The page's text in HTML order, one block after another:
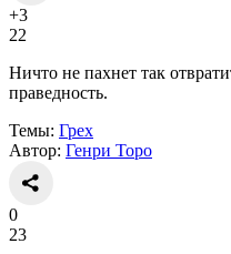
+3
22
Ничто не пахнет так
праведность.
Темы: Грех
Автор: Генри Торо
0
23